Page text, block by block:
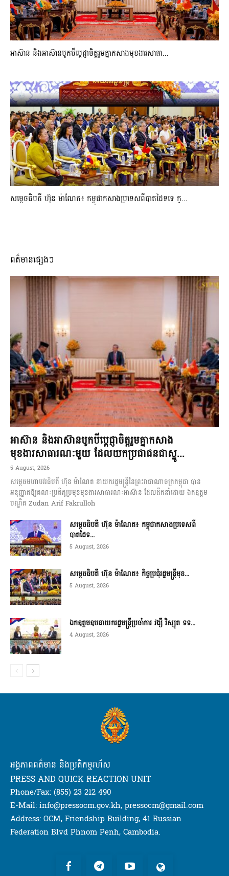
អាស៊ាន និងអាស៊ានបូកបីប្តេជ្ញាចិត្តរួមគ្នាកសាងមុខងារសាធា...
សម្ដេចធិបតី ហ៊ុន ម៉ាណែត៖ កម្ពុជាកសាងប្រទេសពីបាតដៃទទេ ក្...
ពត៌មានផ្សេងៗ
អាស៊ាន និងអាស៊ានបូកបីប្តេជ្ញាចិត្តរួមគ្នាកសាង
មុខងារសាធារណៈមួយ ដែលយកប្រជាជនជាស្នូ...
5 August, 2026
សម្តេចមហាបវរធិបតី ហ៊ុន ម៉ាណែត នាយករដ្ឋមន្ត្រីនៃព្រះរាជាណាចក្រកម្ពុជា បាន
អនុញ្ញាតឱ្យគណៈប្រតិភូប្រមុខមុខងារសាធារណៈអាស៊ាន ដែលដឹកនាំដោយ ឯកឧត្តម
បណ្ឌិត Zudan Arif Fakrulloh
សម្ដេចធិបតី ហ៊ុន ម៉ាណែត៖ កម្ពុជាកសាងប្រទេសពី
បាតដៃទ...
5 August, 2026
សម្ដេចធិបតី ហ៊ុន ម៉ាណែត៖ កិច្ចប្រជុំរដ្ឋមន្ត្រីមុខ...
5 August, 2026
ឯកឧត្តមឧបនាយករដ្ឋមន្ត្រីប្រចាំការ វង្សី វិស្សុត ទទ...
4 August, 2026
អង្គភាពពត៌មាន និងប្រតិកម្មរហ័ស
PRESS AND QUICK REACTION UNIT
Phone/Fax: (855) 23 212 490
E-Mail: info@pressocm.gov.kh, pressocm@gmail.com
Address: OCM, Friendship Building, 41 Russian
Federation Blvd Phnom Penh, Cambodia.